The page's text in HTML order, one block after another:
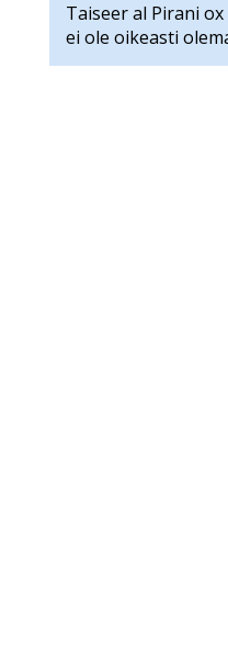
Taiseer al Pirani
ei ole oikeasti